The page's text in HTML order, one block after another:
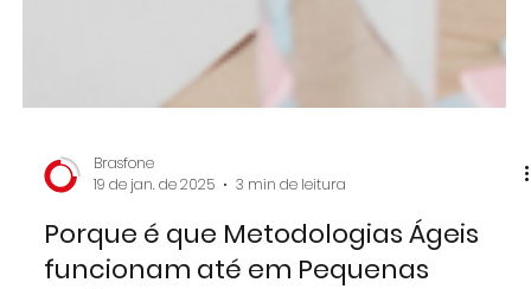
Brasfone
19 de jan. de 2025
3 min de leitura